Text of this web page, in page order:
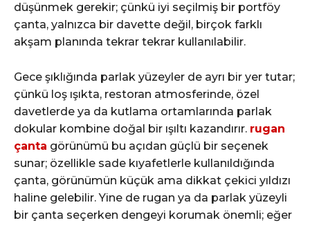
düşünmek gerekir; çünkü iyi seçilmiş bir portföy
çanta, yalnızca bir davette değil, birçok farklı
akşam planında tekrar tekrar kullanılabilir.
Gece şıklığında parlak yüzeyler de ayrı bir yer tutar;
çünkü loş ışıkta, restoran atmosferinde, özel
davetlerde ya da kutlama ortamlarında parlak
dokular kombine doğal bir ışıltı kazandırır. rugan
çanta görünümü bu açıdan güçlü bir seçenek
sunar; özellikle sade kıyafetlerle kullanıldığında
çanta, görünümün küçük ama dikkat çekici yıldızı
haline gelebilir. Yine de rugan ya da parlak yüzeyli
bir çanta seçerken dengeyi korumak önemli; eğer